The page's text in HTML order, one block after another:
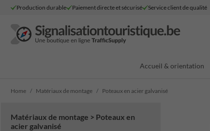
Production durable Paiement directe et sécurisé Service client de qualité
Accueil & orientation
Home Matériaux de montage Poteaux en acier galvanisé
Matériaux de montage > Poteaux en
acier galvanisé